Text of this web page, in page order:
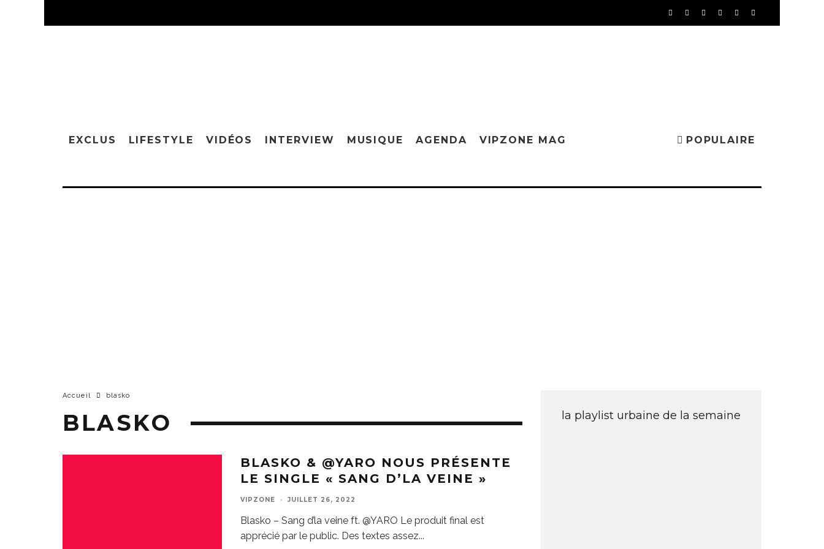
EXCLUS LIFESTYLE VIDÉOS INTERVIEW MUSIQUE AGENDA VIPZONE MAG POPULAIRE
Accueil blasko
BLASKO
BLASKO & @YARO NOUS PRÉSENTE
LE SINGLE « SANG D’LA VEINE »
VIPZONE · JUILLET 26, 2022
Blasko – Sang d’la veine ft. @YARO Le produit final est
apprécié par le public. Des textes assez...
la playlist urbaine de la semaine